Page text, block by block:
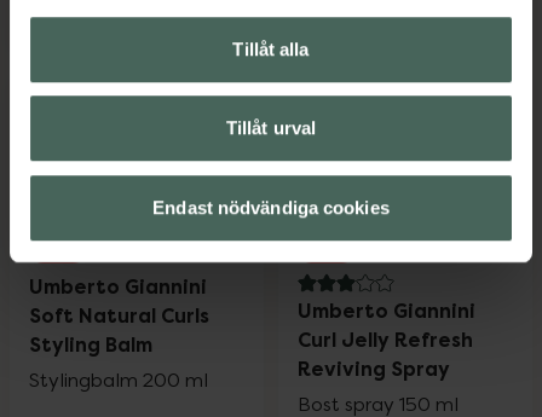
Tillåt alla
Tillåt urval
Endast nödvändiga cookies
KöpUmberto Giannini Curl Jelly Mask Anti-
KöpUmberto
25%
Umberto Giannini
Soft Natural Curls
Styling Balm
Stylingbalm 200 ml
25%
3 av 5 i omdöme
Umberto Giannini
Curl Jelly Refresh
Reviving Spray
Bost spray 150 ml